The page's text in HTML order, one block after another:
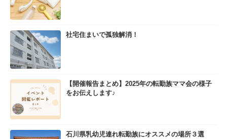
社宅住まいで孤独解消！
【開催報告まとめ】2025年の転勤族ママ会の様子
をお伝えします♪
石川県乳幼児連れ転勤族にオススメの場所３選